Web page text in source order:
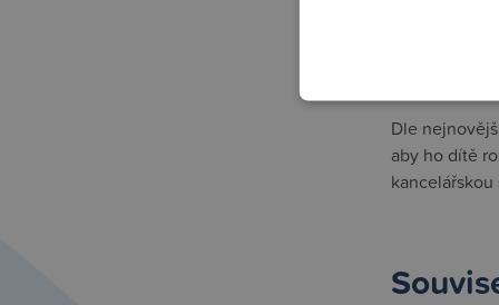
Dle
aby ho dítě